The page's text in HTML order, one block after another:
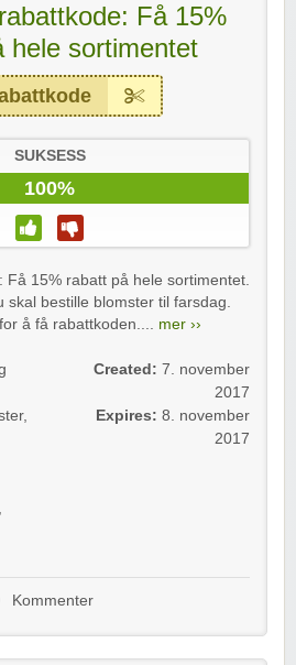
Få 15%
hele sortimentet
SUKSESS
100%
Få 15% rabatt på hele sortimentet.
skal bestille blomster til farsdag.
å få rabattkoden.... mer ››
,
,
Created: 7. november
2017
Expires: 8. november
2017
Kommenter